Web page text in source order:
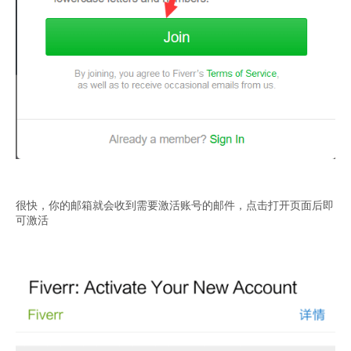
很快，你的邮箱就会收到需要激活账号的邮件，点击打开页面后即
可激活